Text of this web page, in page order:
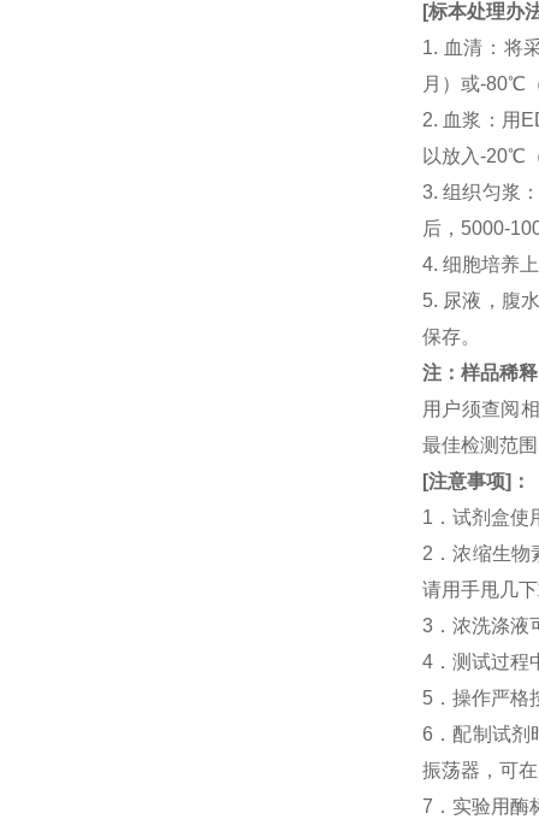
[标本处理办
1. 血清：将
月）或-80℃
2. 血浆：用
以放入-20℃
3. 组织匀浆
后，5000-
4. 细胞培养
5. 尿液，腹
保存。
注：样品稀
用户须查阅
最佳检测范
[注意事项] ：
1．试剂盒使
2．浓缩生物
请用手甩几
3．浓洗涤液
4．测试过程
5．操作严格
6．配制试剂
振荡器，可
7．实验用酶